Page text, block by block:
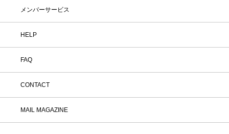
メンバーサービス
HELP
FAQ
CONTACT
MAIL MAGAZINE